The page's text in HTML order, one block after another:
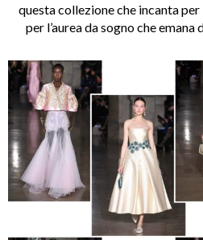
questa collezione che incanta
per l’aurea da sogno che